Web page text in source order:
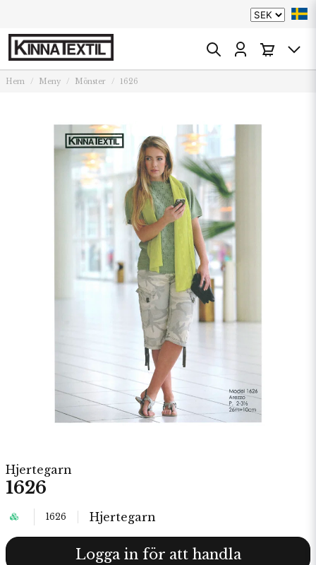
Hem Meny Mönster 1626
Hjertegarn
1626
1626 Hjertegarn
Logga in för att handla